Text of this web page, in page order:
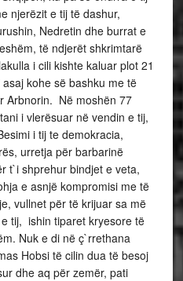
njerëzit e tij të dashur,
Nedretin dhe burrat e
të ndjerët shkrimtarë
i cili kishte kaluar plot 21
kohe së bashku me të
Arbnorin. Në moshën 77
i vlerësuar në vendin e tij,
i tij te demokracia,
urretja për barbarinë
t`i shprehur bindjet e veta,
e asnjë kompromisi me të
vullnet për të krijuar sa më
tij, ishin tiparet kryesore të
Nuk e di në ç`rrethana
Hobsi të cilin dua të besoj
dhe aq për zemër, pati